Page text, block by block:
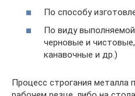
По способу
По виду
черновые и
канавочные и др.)
Процесс строгания металла